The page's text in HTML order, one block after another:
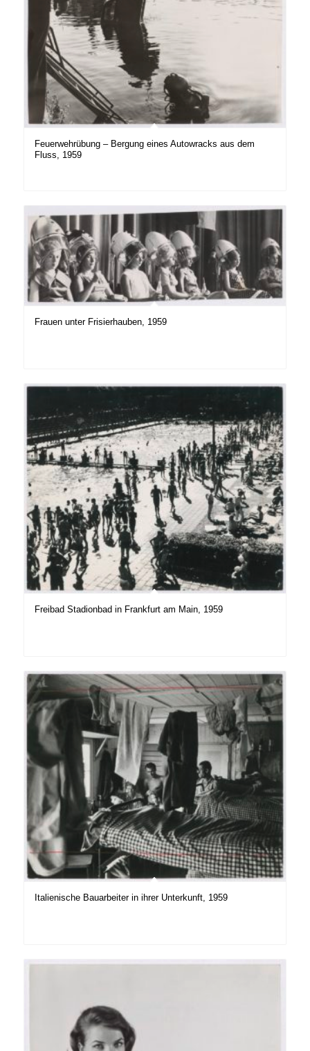
Feuerwehrübung – Bergung eines Autowracks aus dem
Fluss, 1959
Frauen unter Frisierhauben, 1959
Freibad Stadionbad in Frankfurt am Main, 1959
Italienische Bauarbeiter in ihrer Unterkunft, 1959